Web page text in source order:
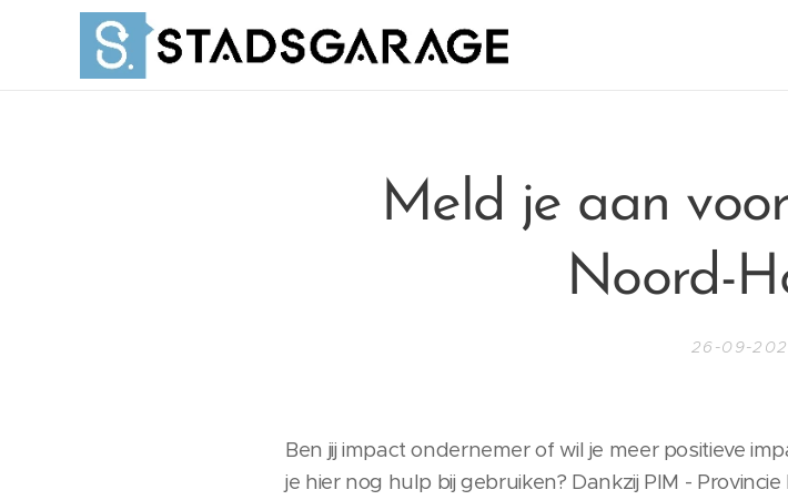
Meld je aan
Noord-
26-09-
Ben jij impact ondernemer of wil je meer positieve
je hier nog hulp bij gebruiken? Dankzij PIM -